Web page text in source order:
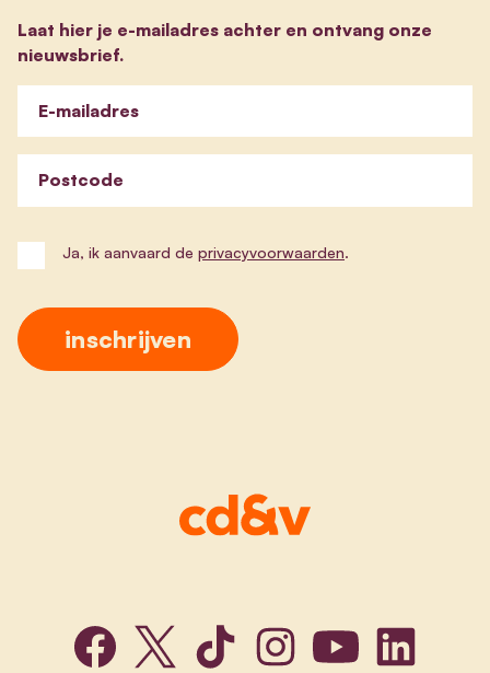
Laat hier je e-mailadres achter en ontvang onze
nieuwsbrief.
E-mailadres
Postcode
Ja, ik aanvaard de privacyvoorwaarden.